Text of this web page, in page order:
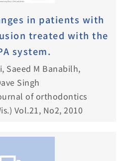
in patients with
treated with the
system.
Saeed M Banabilh,
Singh
of orthodontics
Vol.21, No2, 2010